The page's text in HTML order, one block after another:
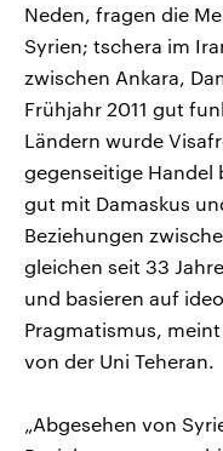
Neden, fragen die
Syrien; tschera im
zwischen Ankara,
Frühjahr 2011 gut
Ländern wurde
gegenseitige Handel
gut mit Damaskus
Beziehungen
gleichen seit 33
und basieren auf
Pragmatismus,
von der Uni Teheran.
„Abgesehen von